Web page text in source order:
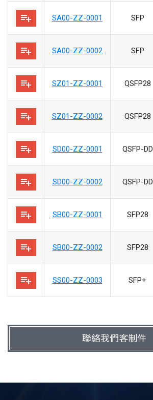
playlist_add SA00-ZZ-0001 SFP
playlist_add SA00-ZZ-0002 SFP
playlist_add SZ01-ZZ-0001 QSFP28
playlist_add SZ01-ZZ-0002 QSFP28
playlist_add SD00-ZZ-0001 QSFP-DD
playlist_add SD00-ZZ-0002 QSFP-DD
playlist_add SB00-ZZ-0001 SFP28
playlist_add SB00-ZZ-0002 SFP28
playlist_add SS00-ZZ-0003 SFP+
聯絡我們客制件